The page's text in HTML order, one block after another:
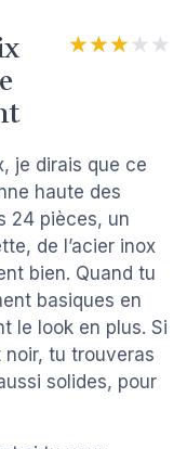
★★★★★
★★★★★
je dirais que ce
haute des
24 pièces, un
de l’acier inox
bien. Quand tu
basiques en
le look en plus. Si
noir, tu trouveras
solides, pour